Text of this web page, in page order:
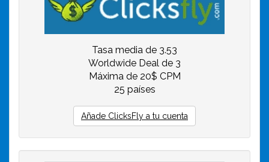
Tasa media de 3.53
Worldwide Deal de 3
Máxima de 20$ CPM
25 países
Añade ClicksFly a tu cuenta